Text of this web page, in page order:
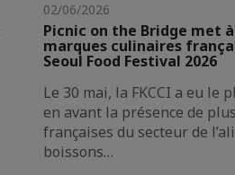
02/06/2026
Picnic on the Bridge met
marques culinaires
Seoul Food Festival 2026
Le 30 mai, la FKCCI a eu le
en avant la présence de
françaises du secteur de
boissons…